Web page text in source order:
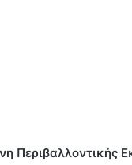
Περιβαλλοντικής